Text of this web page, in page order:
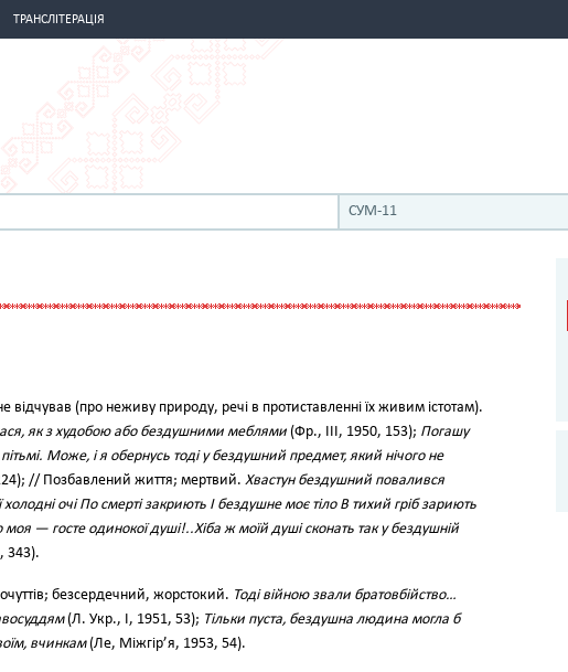
ТРАНСЛІТЕРАЦІЯ
СУМ-11
відчував (про неживу природу, речі в протиставленні їх живим істотам).
як з худобою або бездушними меблями (Фр., III, 1950, 153); Погашу
Може, і я обернусь тоді у бездушний предмет, який нічого не
// Позбавлений життя; мертвий. Хвастун бездушний повалився
холодні очі По смерті закриють І бездушне моє тіло В тихий гріб зариють
— госте одинокої душі!..Хіба ж моїй душі сконать так у бездушній
343).
безсердечний, жорстокий. Тоді війною звали братовбійство…
(Л. Укр., І, 1951, 53); Тільки пуста, бездушна людина могла б
вчинкам(Ле, Міжгір’я, 1953, 54).